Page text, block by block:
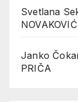
Svetlana
Janko
PRIČA